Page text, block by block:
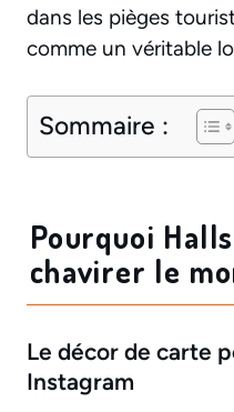
dans les pièges
comme un véritable
Sommaire :
Pourquoi
chavirer le
Le décor de carte
Instagram